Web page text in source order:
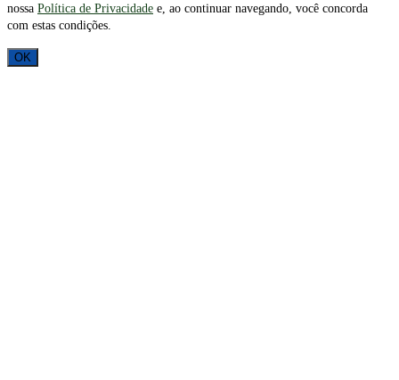
nossa Política de Privacidade e, ao continuar navegando, você concorda
com estas condições.
OK